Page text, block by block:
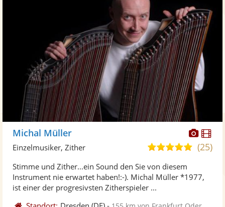
Michal Müller
4,9
Sternen
(25)
Einzelmusiker, Zither
Stimme und Zither...ein Sound den Sie von diesem
Instrument nie erwartet haben!:-). Michal Müller *1977,
ist einer der progresivsten Zitherspieler ...